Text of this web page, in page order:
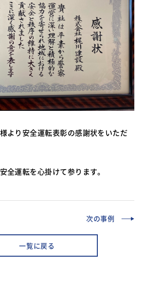
より安全運転表彰の感謝状をいただ
全運転を心掛けて参ります。
一覧に戻る
次の事例